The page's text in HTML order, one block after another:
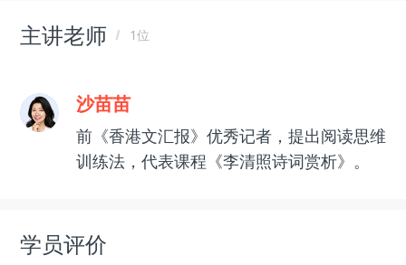
主讲老师 1位
沙苗苗
前《香港文汇报》优秀记者，提出阅读思维
训练法，代表课程《李清照诗词赏析》。
学员评价